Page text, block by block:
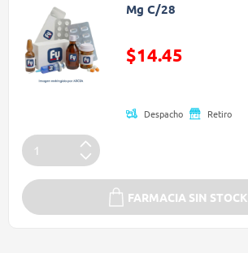
Mg C/28
Precio reducido de
$14.45
Despacho Retiro
FARMACIA SIN STOCK